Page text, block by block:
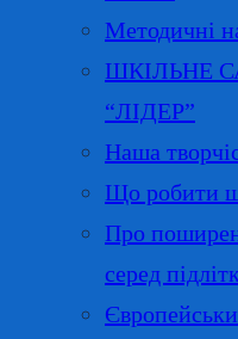
Методичні
ШКІЛЬНЕ
“ЛІДЕР”
Наша
Що робити
Про
серед